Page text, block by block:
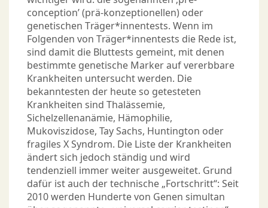
conception’ (prä-konzeptionellen) oder
genetischen Träger*innentests. Wenn im
Folgenden von Träger*innentests die Rede ist,
sind damit die Bluttests gemeint, mit denen
bestimmte genetische Marker auf vererbbare
Krankheiten untersucht werden. Die
bekanntesten der heute so getesteten
Krankheiten sind Thalässemie,
Sichelzellenanämie, Hämophilie,
Mukoviszidose, Tay Sachs, Huntington oder
fragiles X Syndrom. Die Liste der Krankheiten
ändert sich jedoch ständig und wird
tendenziell immer weiter ausgeweitet. Grund
dafür ist auch der technische „Fortschritt“: Seit
2010 werden Hunderte von Genen simultan